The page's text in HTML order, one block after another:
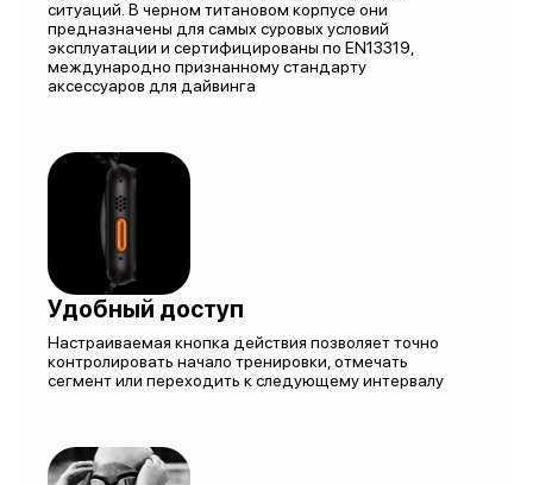
ситуаций. В черном титановом корпусе они
предназначены для самых суровых условий
эксплуатации и сертифицированы по EN13319,
международно признанному стандарту
аксессуаров для дайвинга
Удобный доступ
Настраиваемая кнопка действия позволяет точно
контролировать начало тренировки, отмечать
сегмент или переходить к следующему интервалу